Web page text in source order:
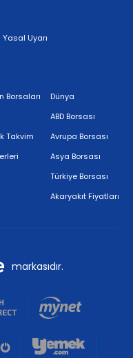
Yasal Uyarı
Borsaları
Takvim
Dünya
ABD Borsası
Avrupa Borsası
Asya Borsası
Türkiye Borsası
Akaryakıt Fiyatları
markasıdır.